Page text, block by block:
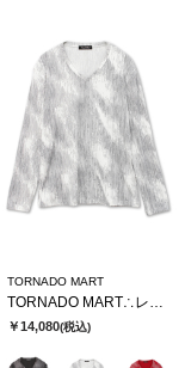
TORNADO MART
￥14,080(税込)